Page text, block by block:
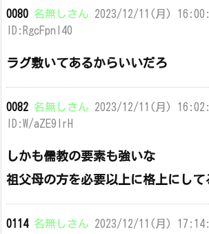
0080 名無しさん 2023/12/11(月)
ID:RgcFpnI40
ラグ敷いてあるからいいだろ
0082 名無しさん 2023/12/11(月)
ID:W/aZE9lrH
しかも儒教の要素も強いな
祖父母の方を必要以上に格上にして
0114 名無しさん 2023/12/11(月)